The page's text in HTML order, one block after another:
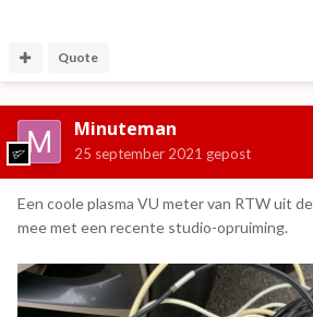
Quote
Minuteman
25 september 2021 gepost
Een coole plasma VU meter van RTW uit
mee met een recente studio-opruiming.